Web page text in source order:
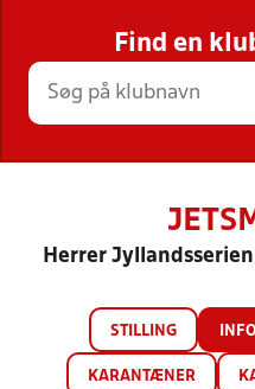
STILLINGER,
Find en
Herrer
STILLING INFO
KARANTÆNER